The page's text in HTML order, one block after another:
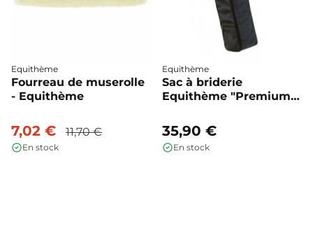
Equithème
Fourreau de muserolle
- Equithème
7,02 € 11,70 €
En stock
Equithème
Sac à briderie
Equithème "Premium"
35,90 €
En stock